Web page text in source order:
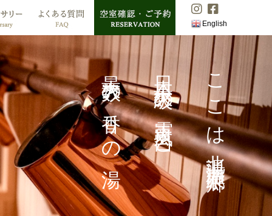
English
ここは北湯沢温泉郷
日本最大級の露天風呂と
最大数の香りの湯 ここは北湯沢温泉郷
日本最大級の露天風呂と
最大数の香りの湯 ここは北湯沢温泉郷
日本最大級の露天風呂と
最大数の香りの湯 ここは北湯沢温泉郷
日本最大級の露天風呂と
最大数の香りの湯 ここは北湯沢温泉郷
日本最大級の露天風呂と
最大数の香りの湯 ここは北湯沢温泉郷
日本最大級の露天風呂と
最大数の香りの湯 ここは北湯沢温泉郷
日本最大級の露天風呂と
最大数の香りの湯 ここは北湯沢温泉郷
日本最大級の露天風呂と
最大数の香りの湯